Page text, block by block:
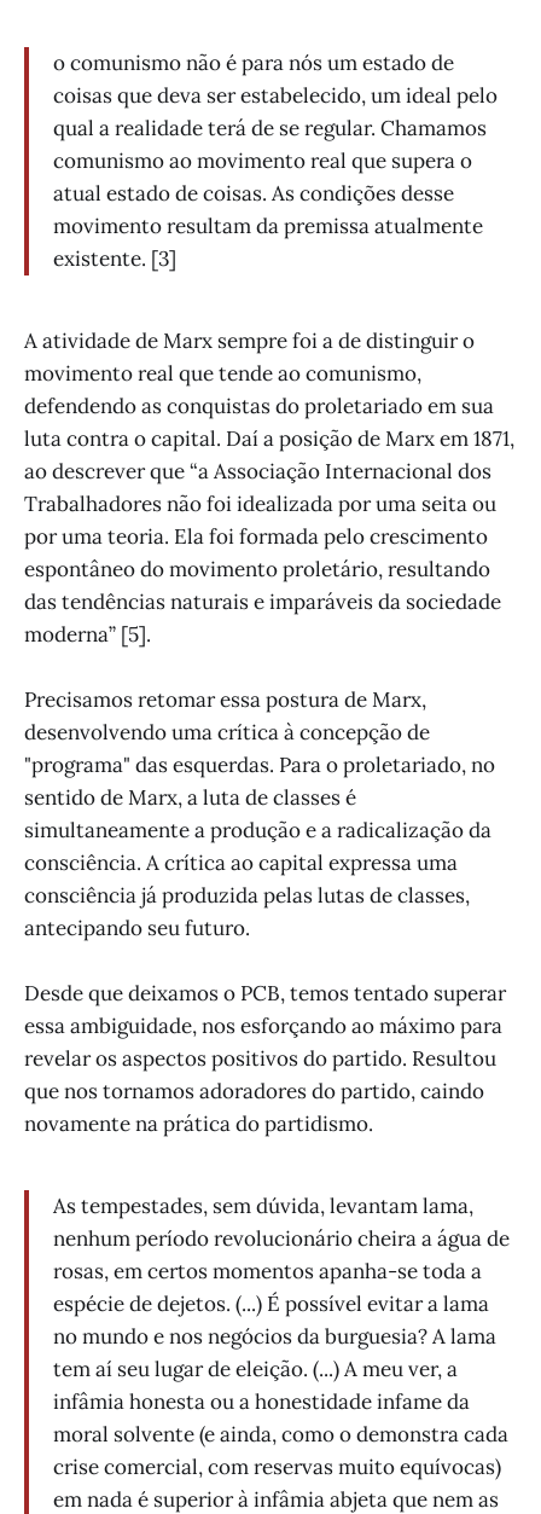
o comunismo não é para nós um estado de
coisas que deva ser estabelecido, um ideal pelo
qual a realidade terá de se regular. Chamamos
comunismo ao movimento real que supera o
atual estado de coisas. As condições desse
movimento resultam da premissa atualmente
existente. [3]
A atividade de Marx sempre foi a de distinguir o
movimento real que tende ao comunismo,
defendendo as conquistas do proletariado em sua
luta contra o capital. Daí a posição de Marx em 1871,
ao descrever que “a Associação Internacional dos
Trabalhadores não foi idealizada por uma seita ou
por uma teoria. Ela foi formada pelo crescimento
espontâneo do movimento proletário, resultando
das tendências naturais e imparáveis da sociedade
moderna” [5].
Precisamos retomar essa postura de Marx,
desenvolvendo uma crítica à concepção de
"programa" das esquerdas. Para o proletariado, no
sentido de Marx, a luta de classes é
simultaneamente a produção e a radicalização da
consciência. A crítica ao capital expressa uma
consciência já produzida pelas lutas de classes,
antecipando seu futuro.
Desde que deixamos o PCB, temos tentado superar
essa ambiguidade, nos esforçando ao máximo para
revelar os aspectos positivos do partido. Resultou
que nos tornamos adoradores do partido, caindo
novamente na prática do partidismo.
As tempestades, sem dúvida, levantam lama,
nenhum período revolucionário cheira a água de
rosas, em certos momentos apanha-se toda a
espécie de dejetos. (...) É possível evitar a lama
no mundo e nos negócios da burguesia? A lama
tem aí seu lugar de eleição. (...) A meu ver, a
infâmia honesta ou a honestidade infame da
moral solvente (e ainda, como o demonstra cada
crise comercial, com reservas muito equívocas)
em nada é superior à infâmia abjeta que nem as